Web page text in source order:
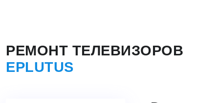
РЕМОНТ ТЕЛЕВИЗОРОВ
EPLUTUS